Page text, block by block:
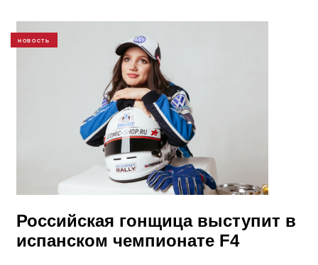
НОВОСТЬ
Российская гонщица выступит в
испанском чемпионате F4